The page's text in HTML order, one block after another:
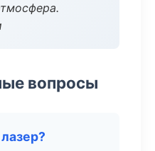
вопросы